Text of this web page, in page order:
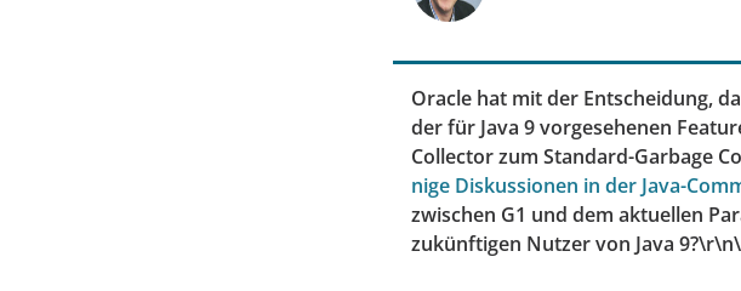
Oracle hat mit der Entscheidung,
der für Java 9 vorgesehenen
Collector zum Standard-Garbage
nige Diskussionen in der Java-
zwischen G1 und dem aktuellen
zukünftigen Nutzer von Java